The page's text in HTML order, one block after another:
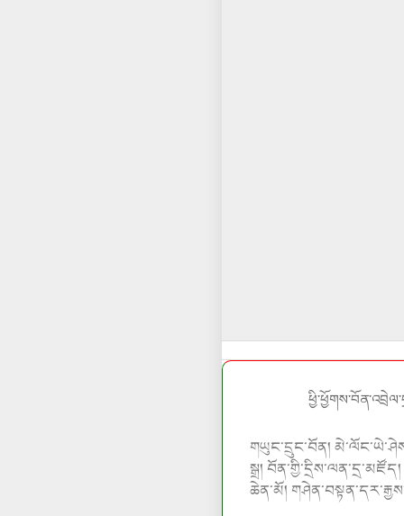
གཡུང་དྲུང་བོན།
སྒྲ། བོན་གྱི་དྲིས་ལན་དྲ་མཛོད།
ཆེན་མོ།